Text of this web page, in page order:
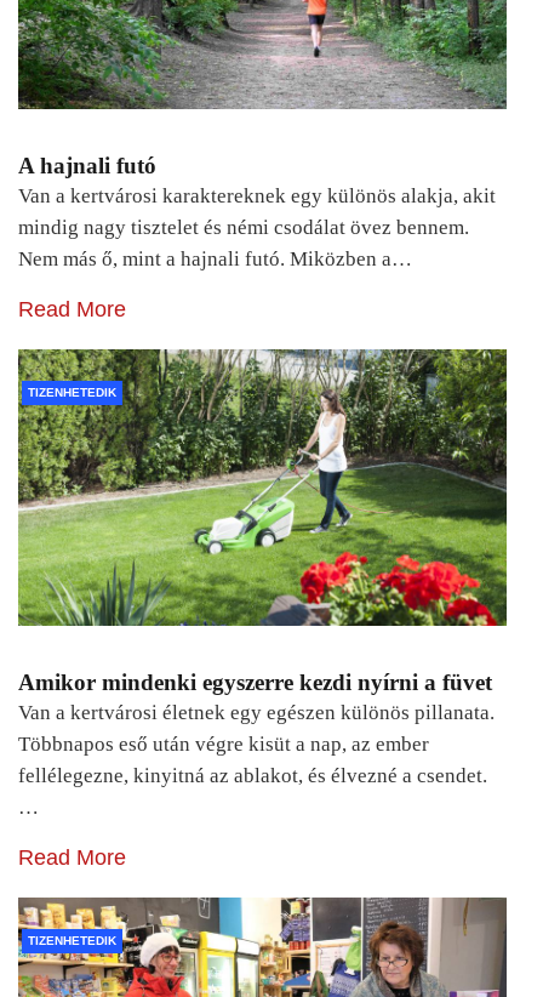
A hajnali futó
Van a kertvárosi karaktereknek egy különös alakja, akit
mindig nagy tisztelet és némi csodálat övez bennem.
Nem más ő, mint a hajnali futó. Miközben a…
Read More
TIZENHETEDIK
Amikor mindenki egyszerre kezdi nyírni a füvet
Van a kertvárosi életnek egy egészen különös pillanata.
Többnapos eső után végre kisüt a nap, az ember
fellélegezne, kinyitná az ablakot, és élvezné a csendet.
…
Read More
TIZENHETEDIK